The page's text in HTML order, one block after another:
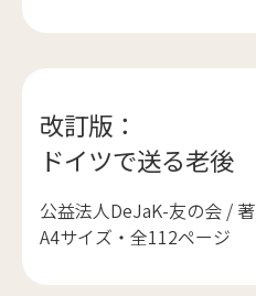
改訂版：
ドイツで送る老後
公益法人DeJaK-友の会 / 著
A4サイズ・全112ページ